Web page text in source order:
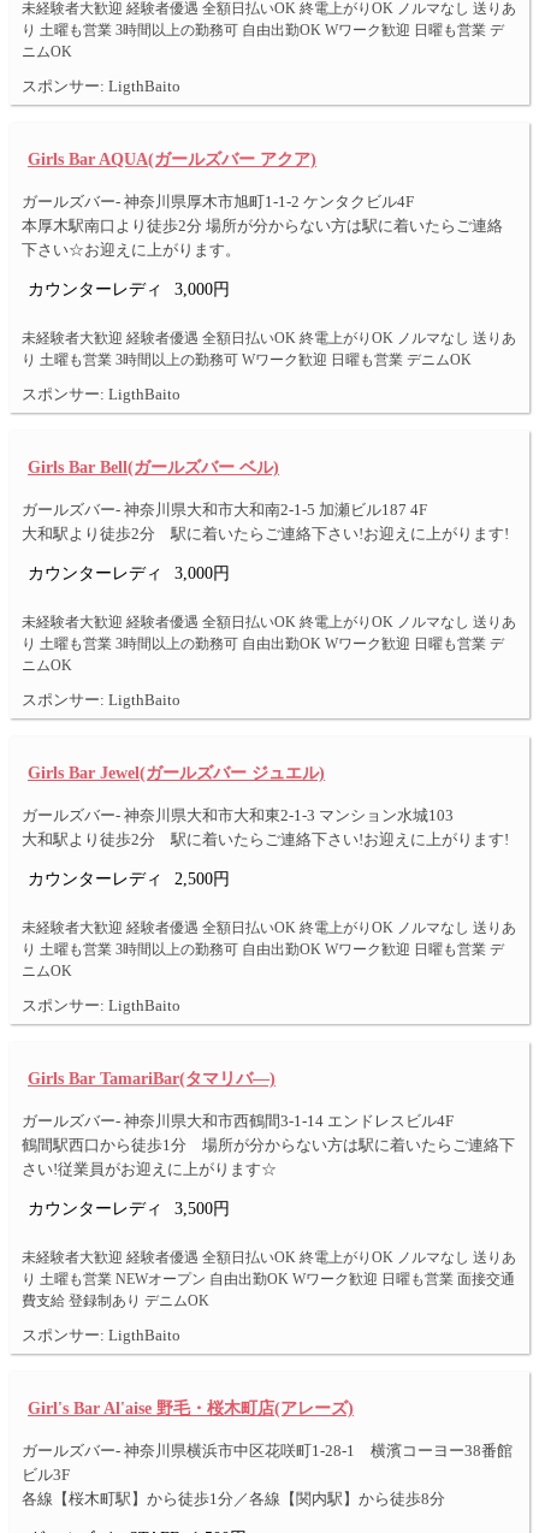
未経験者大歓迎 経験者優遇 全額日払いOK 終電上がりOK ノルマなし 送りあ
り 土曜も営業 3時間以上の勤務可 自由出勤OK Wワーク歓迎 日曜も営業 デ
ニムOK
スポンサー: LigthBaito
Girls Bar AQUA(ガールズバー アクア)
ガールズバー- 神奈川県厚木市旭町1-1-2 ケンタクビル4F
本厚木駅南口より徒歩2分 場所が分からない方は駅に着いたらご連絡
下さい☆お迎えに上がります。
カウンターレディ 3,000円
未経験者大歓迎 経験者優遇 全額日払いOK 終電上がりOK ノルマなし 送りあ
り 土曜も営業 3時間以上の勤務可 Wワーク歓迎 日曜も営業 デニムOK
スポンサー: LigthBaito
Girls Bar Bell(ガールズバー ベル)
ガールズバー- 神奈川県大和市大和南2-1-5 加瀬ビル187 4F
大和駅より徒歩2分 駅に着いたらご連絡下さい!お迎えに上がります!
カウンターレディ 3,000円
未経験者大歓迎 経験者優遇 全額日払いOK 終電上がりOK ノルマなし 送りあ
り 土曜も営業 3時間以上の勤務可 自由出勤OK Wワーク歓迎 日曜も営業 デ
ニムOK
スポンサー: LigthBaito
Girls Bar Jewel(ガールズバー ジュエル)
ガールズバー- 神奈川県大和市大和東2-1-3 マンション水城103
大和駅より徒歩2分 駅に着いたらご連絡下さい!お迎えに上がります!
カウンターレディ 2,500円
未経験者大歓迎 経験者優遇 全額日払いOK 終電上がりOK ノルマなし 送りあ
り 土曜も営業 3時間以上の勤務可 自由出勤OK Wワーク歓迎 日曜も営業 デ
ニムOK
スポンサー: LigthBaito
Girls Bar TamariBar(タマリバ―)
ガールズバー- 神奈川県大和市西鶴間3-1-14 エンドレスビル4F
鶴間駅西口から徒歩1分 場所が分からない方は駅に着いたらご連絡下
さい!従業員がお迎えに上がります☆
カウンターレディ 3,500円
未経験者大歓迎 経験者優遇 全額日払いOK 終電上がりOK ノルマなし 送りあ
り 土曜も営業 NEWオープン 自由出勤OK Wワーク歓迎 日曜も営業 面接交通
費支給 登録制あり デニムOK
スポンサー: LigthBaito
Girl's Bar Al'aise 野毛・桜木町店(アレーズ)
ガールズバー- 神奈川県横浜市中区花咲町1-28-1 横濱コーヨー38番館
ビル3F
各線【桜木町駅】から徒歩1分／各線【関内駅】から徒歩8分